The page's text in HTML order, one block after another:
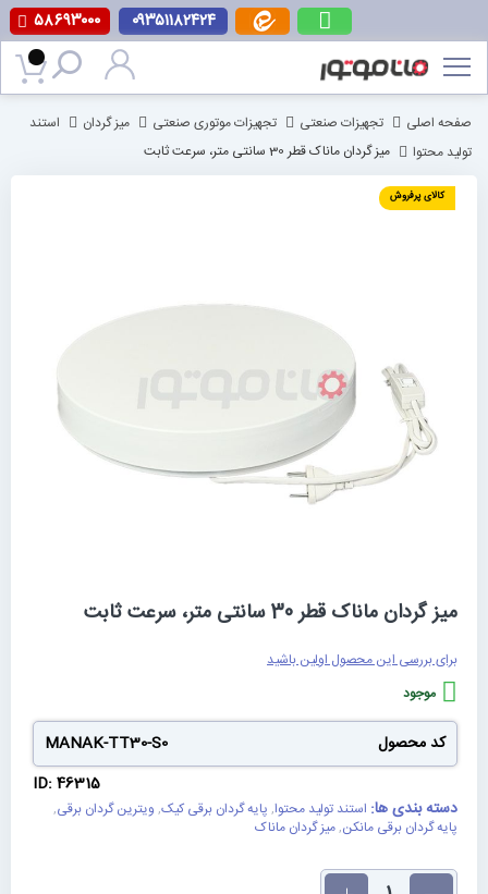
۵۸۶۹۳۰۰۰ ۰۹۳۵۱۱۸۲۴۲۴
به
صفحه اصلی
تجهیزات صنعتی تجهیزات موتوری صنعتی میز گردان
استند
تولید محتوا
میز گردان ماناک قطر 30 سانتی متر، سرعت ثابت
رفتن
کالای پرفروش
رفتن
به
گالری
میز گردان ماناک قطر 30 سانتی متر، سرعت ثابت
برای بررسی این محصول اولین باشید
موجود
کد محصول
MANAK-TT30-S0
ID: 46315
دسته بندی ها: استند تولید محتوا, پایه گردان برقی کیک, ویترین گردان برقی,
پایه گردان برقی مانکن,میز گردان ماناک
تعداد